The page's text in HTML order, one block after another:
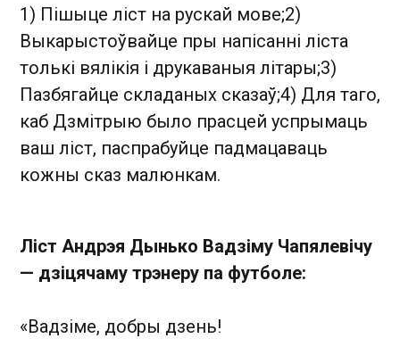
1) Пішыце ліст на рускай мове;2)
Выкарыстоўвайце пры напісанні ліста
толькі вялікія і друкаваныя літары;3)
Пазбягайце складаных сказаў;4) Для таго,
каб Дзмітрыю было прасцей успрымаць
ваш ліст, паспрабуйце падмацаваць
кожны сказ малюнкам.
Ліст Андрэя Дынько Вадзіму Чапялевічу
— дзіцячаму трэнеру па футболе:
«Вадзіме, добры дзень!